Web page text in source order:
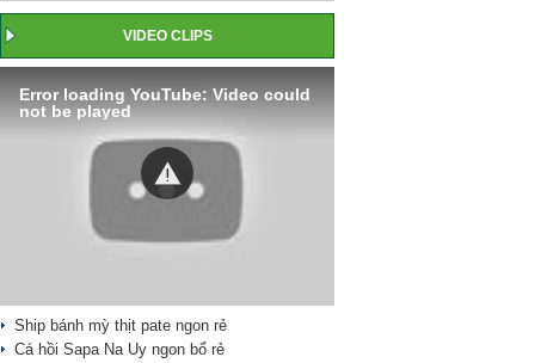
VIDEO CLIPS
Error loading YouTube: Video could
not be played
Ship bánh mỳ thịt pate ngon rẻ
Cá hồi Sapa Na Uy ngon bổ rẻ